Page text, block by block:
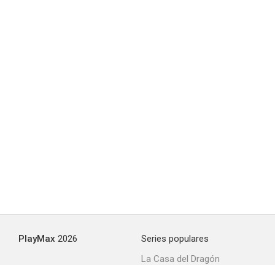
PlayMax 2026
Series populares
La Casa del Dragón